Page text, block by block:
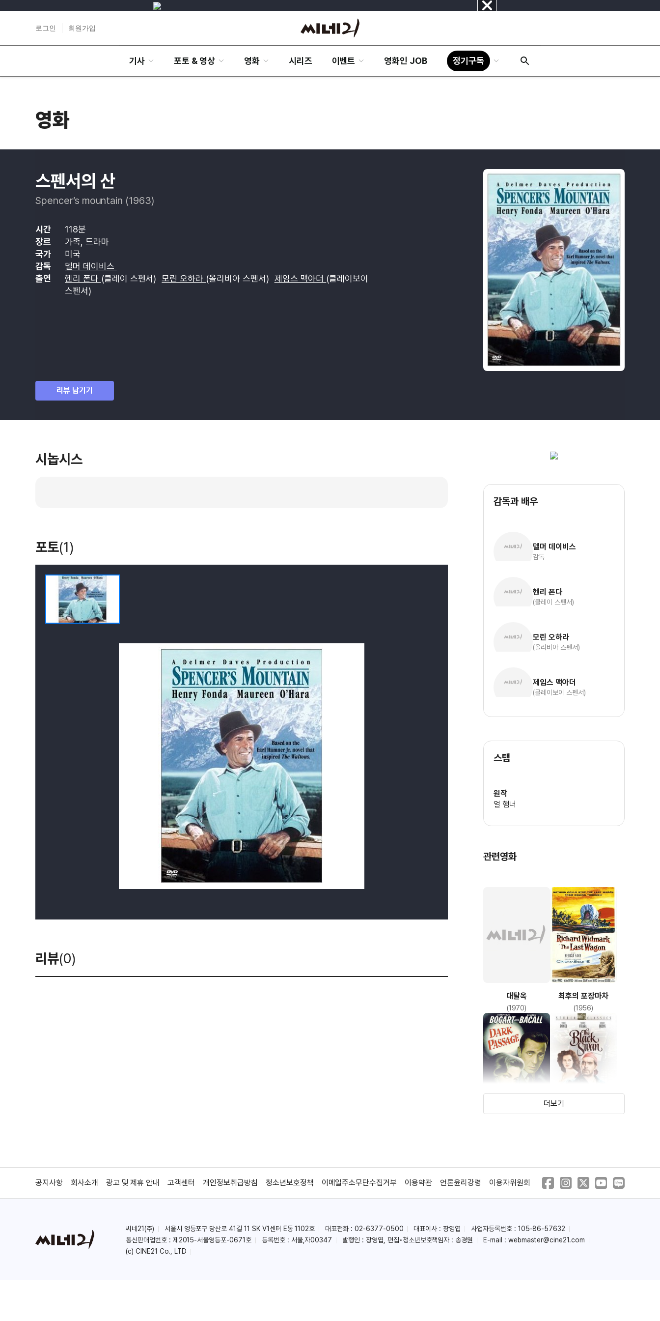
닫
로그인 회원가입
기사 포토 & 영상 영화 시리즈 이벤트 영화인 JOB 정기구독
영화
스펜서의 산
Spencer’s mountain (1963)
시간
118분
장르
가족, 드라마
국가
미국
감독
델머 데이비스
출연
헨리 폰다 (클레이 스펜서) 모린 오하라 (올리비아 스펜서) 제임스 맥아더 (클레이보이
스펜서)
리뷰 남기기
시놉시스
포토(1)
리뷰(0)
감독과 배우
델머 데이비스
감독
헨리 폰다
(클레이 스펜서)
모린 오하라
(올리비아 스펜서)
제임스 맥아더
(클레이보이 스펜서)
스탭
원작
얼 햄너
관련영화
대탈옥
(1970)
최후의 포장마차
(1956)
더보기
공지사항 회사소개 광고 및 제휴 안내 고객센터 개인정보취급방침 청소년보호정책 이메일주소무단수집거부 이용약관 언론윤리강령 이용자위원회
씨네21(주) 서울시 영등포구 당산로 41길 11 SK V1센터 E동 1102호 대표전화 : 02-6377-0500 대표이사 : 장영엽
사업자등록번호 : 105-86-57632
통신판매업번호 : 제2015-서울영등포-0671호
등록번호 : 서울,자00347 발행인 : 장영엽, 편집•청소년보호책임자 : 송경원 E-mail : webmaster@cine21.com
(c) CINE21 Co., LTD